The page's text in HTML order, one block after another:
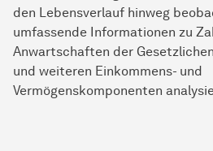
den Lebensverlauf hinweg
umfassende Informationen zu
Anwartschaften der
und weiteren Einkommens- und
Vermögenskomponenten